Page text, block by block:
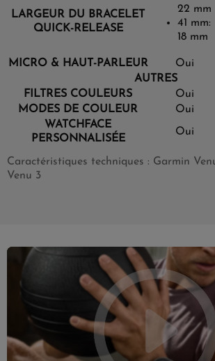
Caractéristiques techniques : Garmin
Venu 3
LARGEUR DU BRACELET
QUICK-RELEASE
22 mm
41 mm:
18 mm
MICRO & HAUT-PARLEUR Oui
AUTRES
FILTRES COULEURS
Oui
MODES DE COULEUR
Oui
WATCHFACE
PERSONNALISÉE
Oui